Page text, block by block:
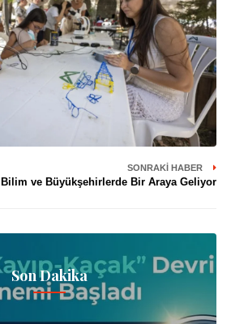
SONRAKI HABER
Bilim ve Büyükşehirlerde Bir Araya Geliyor
Son Dakika